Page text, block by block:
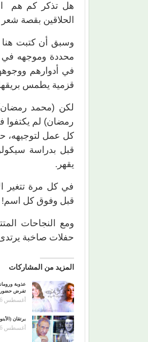
هل تذكر كم هم
الحلاقين بقصة
وسبق أن كتبت
محددة وموجهه في
في أدوارهم
قزمية يطمس
لكن (محمد
رمضان) لم يكتفوا
كل عمل لتوجيهه،
قبل بدراسة
يقهر.
في كل مرة تتغير
قبل وفوق كل اسم!
ومع النجاحات
حفلات صاخبة
المزيد من المشاركات
عذوبة
تفرض
أغسطس 6, 2026
برتقان
أغسطس 6, 2026